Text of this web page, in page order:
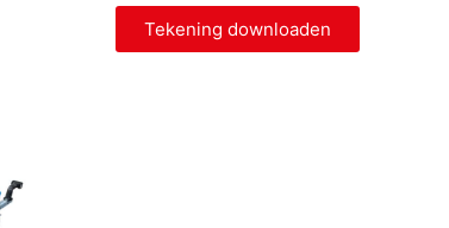
Tekening downloaden